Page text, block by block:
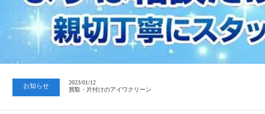
お知らせ
2023/01/12
買取・片付けのアイワクリーン
2023/07/24
中日新聞 岐阜版「空き家対策SOS」コーナーに掲載いただきまし…
2023/01/12
買取・片付けのアイワクリーン